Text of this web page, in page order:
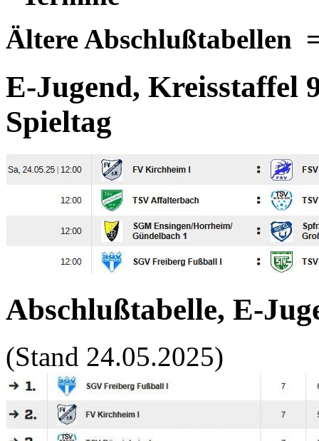
Ältere Abschlußtabellen
E-Jugend, Kreisstaffel
Spieltag
Abschlußtabelle, E-
(Stand 24.05.2025)